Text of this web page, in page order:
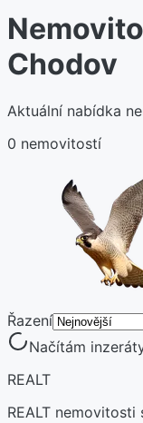
Chodov
Aktuální nabídka
0 nemovitostí
Řazení
Načítám
REALT
REALT nemovitosti